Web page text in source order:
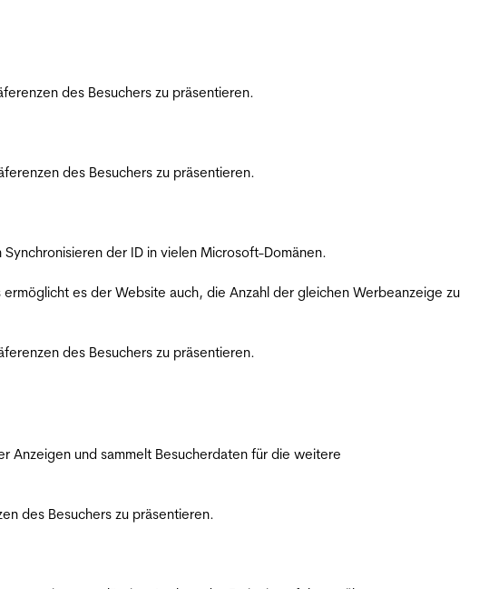
des Besuchers zu präsentieren.
des Besuchers zu präsentieren.
der ID in vielen Microsoft-Domänen.
es der Website auch, die Anzahl der gleichen Werbeanzeige zu
des Besuchers zu präsentieren.
Anzeigen und sammelt Besucherdaten für die weitere
des Besuchers zu präsentieren.